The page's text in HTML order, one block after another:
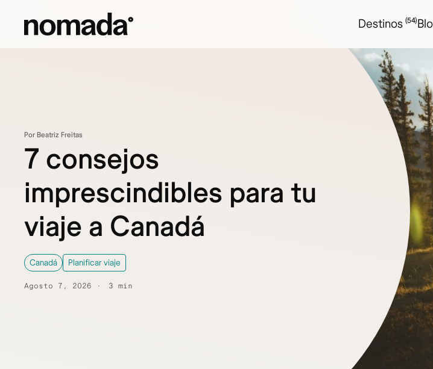
Destinos (54)
Por Beatriz Freitas
7 consejos
imprescindibles para tu
viaje a Canadá
Canadá Planificar viaje
Agosto 7, 2026 3 min